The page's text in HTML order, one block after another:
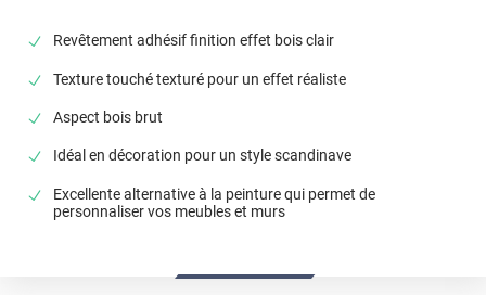
Revêtement adhésif finition effet bois clair
Texture touché texturé pour un effet réaliste
Aspect bois brut
Idéal en décoration pour un style scandinave
Excellente alternative à la peinture qui permet de
personnaliser vos meubles et murs
Buongiorno Stefano, grazie per la tua recensione.
ne correspond pas au chene dore